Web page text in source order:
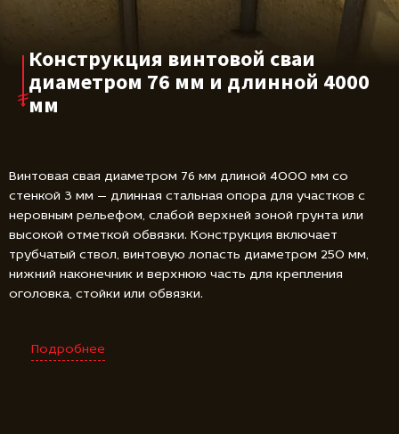
Конструкция винтовой сваи
диаметром 76 мм и длинной 4000
мм
Винтовая свая диаметром 76 мм длиной 4000 мм со
стенкой 3 мм — длинная стальная опора для участков с
неровным рельефом, слабой верхней зоной грунта или
высокой отметкой обвязки. Конструкция включает
трубчатый ствол, винтовую лопасть диаметром 250 мм,
нижний наконечник и верхнюю часть для крепления
оголовка, стойки или обвязки.
Подробнее